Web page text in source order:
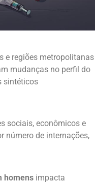
e regiões metropolitanas
mudanças no perfil do
sintéticos
sociais, econômicos e
número de internações,
homens impacta